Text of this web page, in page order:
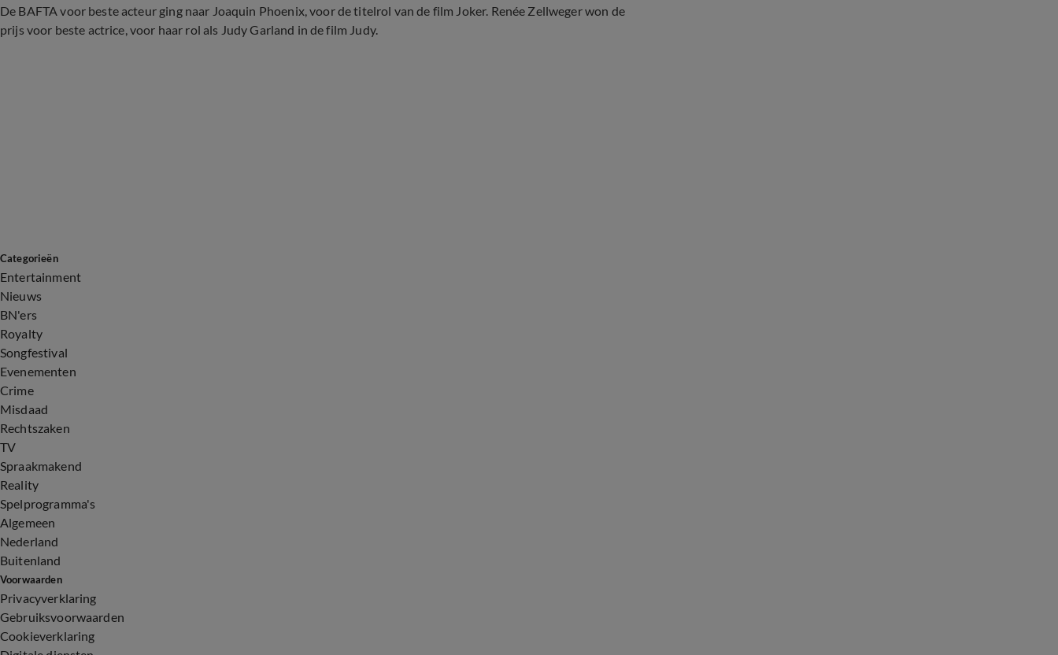
De BAFTA voor beste acteur ging naar Joaquin Phoenix, voor de titelrol van de film Joker. Renée Zellweger won de
prijs voor beste actrice, voor haar rol als Judy Garland in de film Judy.
Categorieën
Entertainment
Nieuws
BN'ers
Royalty
Songfestival
Evenementen
Crime
Misdaad
Rechtszaken
TV
Spraakmakend
Reality
Spelprogramma's
Algemeen
Nederland
Buitenland
Voorwaarden
Privacyverklaring
Gebruiksvoorwaarden
Cookieverklaring